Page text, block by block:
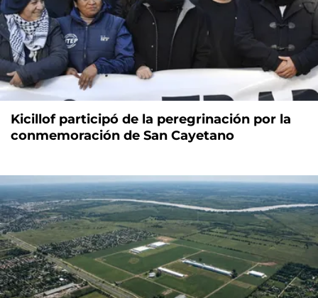
Kicillof participó de la peregrinación por la
conmemoración de San Cayetano